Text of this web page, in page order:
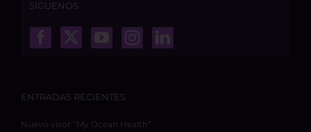
SÍGUENOS
ENTRADAS RECIENTES
Nuevo visor “My Ocean Health”